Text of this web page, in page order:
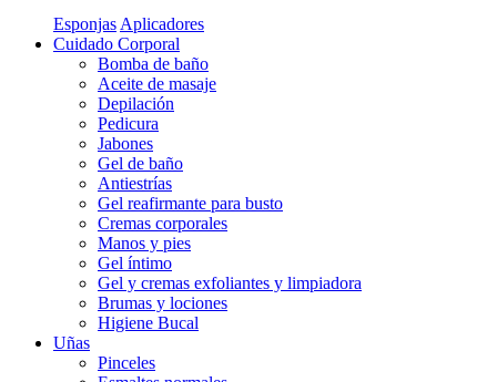
Esponjas Aplicadores
Cuidado Corporal
Bomba de baño
Aceite de masaje
Depilación
Pedicura
Jabones
Gel de baño
Antiestrías
Gel reafirmante para busto
Cremas corporales
Manos y pies
Gel íntimo
Gel y cremas exfoliantes y limpiadora
Brumas y lociones
Higiene Bucal
Uñas
Pinceles